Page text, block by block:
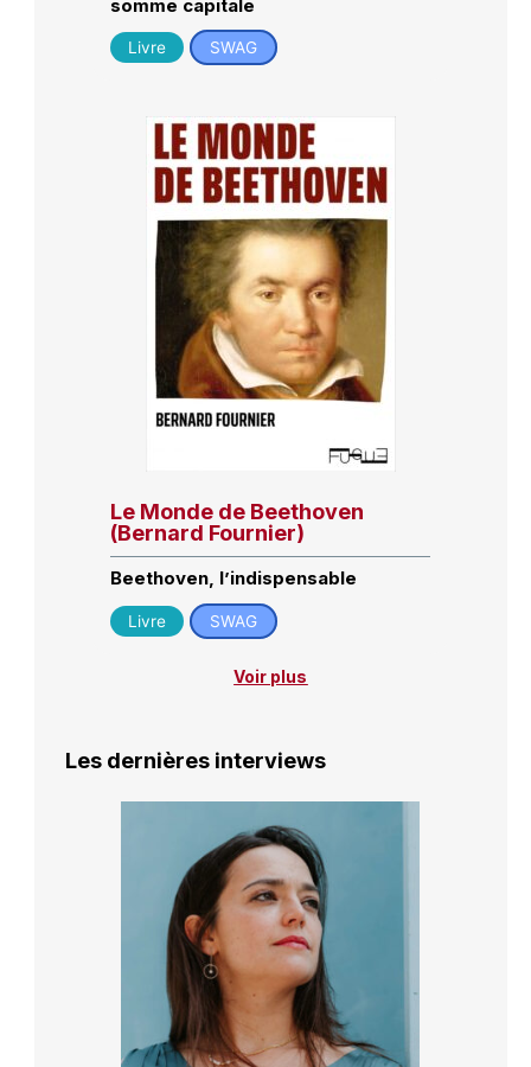
somme capitale
Livre SWAG
Le Monde de Beethoven
(Bernard Fournier)
Beethoven, l’indispensable
Livre SWAG
Voir plus
Les dernières interviews